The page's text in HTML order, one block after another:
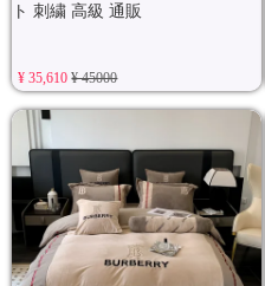
ト 刺繍 高級 通販
¥ 35,610¥ 45000